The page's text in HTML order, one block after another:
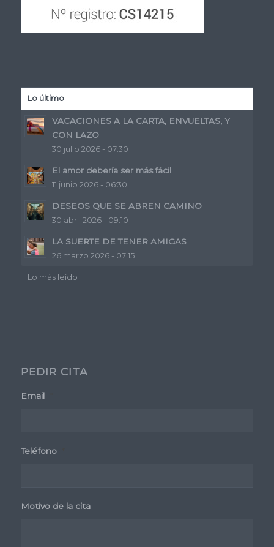
Lo último
VACACIONES A LA CARTA, ENVUELTAS, Y
CON LAZO
30 julio 2026 - 07:30
El amor debería ser más fácil
11 junio 2026 - 06:30
DESEOS QUE SE ABREN CAMINO
30 abril 2026 - 09:10
LA SUERTE DE TENER AMIGAS
26 marzo 2026 - 07:15
Lo más leído
PEDIR CITA
Email
Teléfono
Motivo de la cita